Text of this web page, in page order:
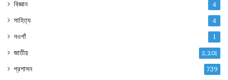
বিজ্ঞান 4
সাহিত্য 4
নওগাঁ 1
জাতীয় 2,201
প্রশাসন 739